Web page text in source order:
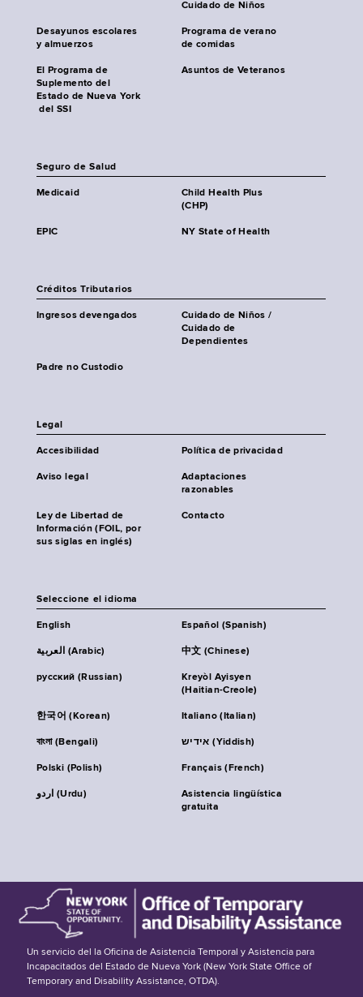
Cuidado de Niños
Desayunos escolares
y almuerzos
Programa de verano
de comidas
El Programa de
Suplemento del
Estado de Nueva York
del SSI
Asuntos de Veteranos
Seguro de Salud
Medicaid
Child Health Plus
(CHP)
EPIC NY State of Health
Créditos Tributarios
Ingresos devengados
Cuidado de Niños /
Cuidado de
Dependientes
Padre no Custodio
Legal
Accesibilidad Política de privacidad
Aviso legal
Adaptaciones
razonables
Ley de Libertad de
Información (FOIL, por
sus siglas en inglés)
Contacto
Seleccione el idioma
English Español (Spanish)
العربية (Arabic) 中文 (Chinese)
русский (Russian)
Kreyòl Ayisyen
(Haitian-Creole)
한국어 (Korean) Italiano (Italian)
বাংলা (Bengali) אידיש (Yiddish)
Polski (Polish) Français (French)
اردو (Urdu)
Asistencia lingüística
gratuita
Un servicio del la Oficina de Asistencia Temporal y Asistencia para
Incapacitados del Estado de Nueva York (New York State Office of
Temporary and Disability Assistance, OTDA).